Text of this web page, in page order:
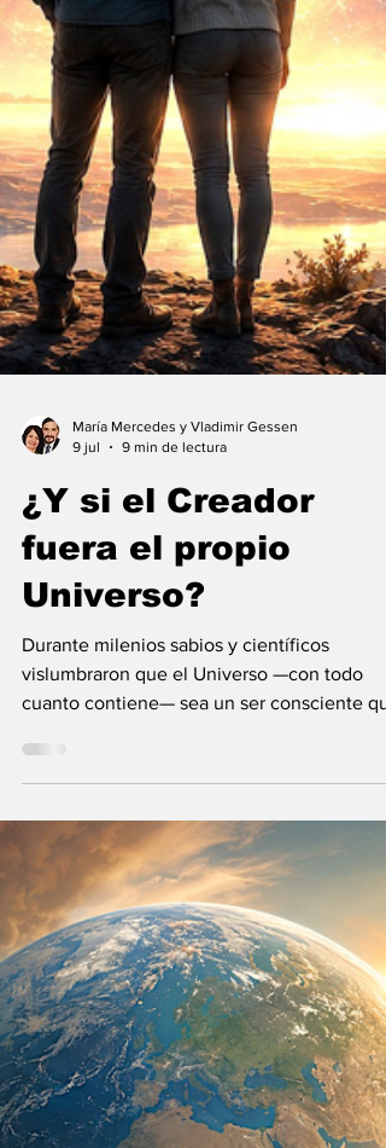
María Mercedes y Vladimir Gessen
9 jul
9 min de lectura
¿Y si el Creador
fuera el propio
Universo?
Durante milenios sabios y científicos
cuanto contiene— sea un ser consciente
se creó a sí mismo